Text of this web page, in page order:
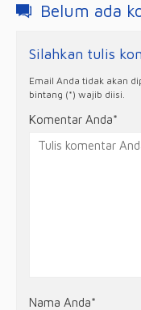
Belum ada
Silahkan tulis
Email Anda tidak akan
bintang (*) wajib diisi.
Komentar Anda*
Nama Anda*